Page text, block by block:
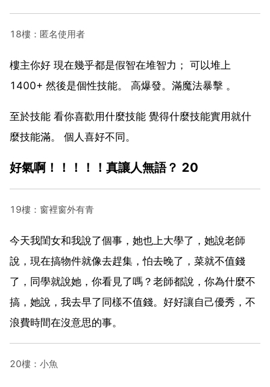
18樓：匿名使用者
樓主你好 現在幾乎都是假智在堆智力； 可以堆上
1400+ 然後是個性技能。 高爆發。滿魔法暴擊 。
至於技能 看你喜歡用什麼技能 覺得什麼技能實用就什
麼技能滿。 個人喜好不同。
好氣啊！！！！！真讓人無語？ 20
19樓：窗裡窗外有青
今天我閨女和我說了個事，她也上大學了，她說老師
說，現在搞物件就像去趕集，怕去晚了，菜就不值錢
了，同學就說她，你看見了嗎？老師都說，你為什麼不
搞，她說，我去早了同樣不值錢。好好讓自己優秀，不
浪費時間在沒意思的事。
20樓：小魚